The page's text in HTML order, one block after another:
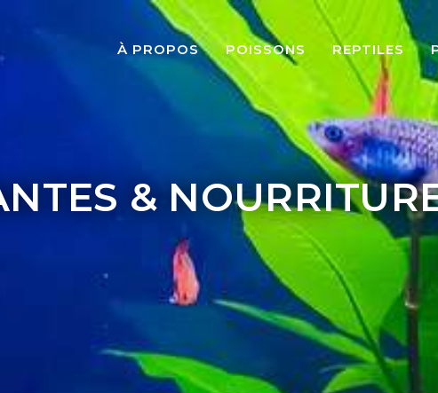
À PROPOS POISSONS REPTILES
&